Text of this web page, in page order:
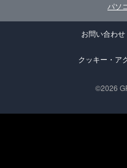
パソ
お問い合わせ
クッキー・ア
©2026